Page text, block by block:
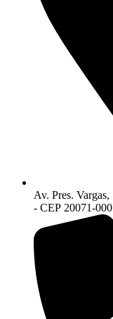
Av. Pres.
- CEP 20071-000